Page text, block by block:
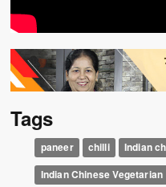
Tags
paneer chilli
Indian
Indian Chinese Vegetarian